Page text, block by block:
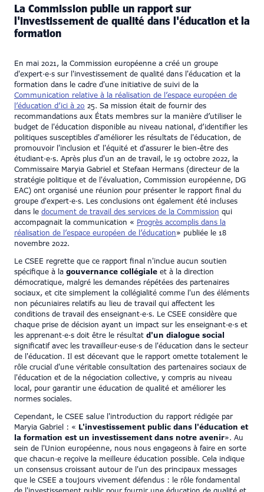
La Commission publie un rapport sur
l'investissement de qualité dans l'éducation et la
formation
En mai 2021, la Commission européenne a créé un groupe
d'expert·e·s sur l'investissement de qualité dans l'éducation et la
formation dans le cadre d'une initiative de suivi de la
Communication relative à la réalisation de l’espace européen de
l’éducation d’ici à 20 25. Sa mission était de fournir des
recommandations aux États membres sur la manière d’utiliser le
budget de l'éducation disponible au niveau national, d’identifier les
politiques susceptibles d'améliorer les résultats de l'éducation, de
promouvoir l'inclusion et l'équité et d'assurer le bien-être des
étudiant·e·s. Après plus d'un an de travail, le 19 octobre 2022, la
Commissaire Maryia Gabriel et Stefaan Hermans (directeur de la
stratégie politique et de l'évaluation, Commission européenne, DG
EAC) ont organisé une réunion pour présenter le rapport final du
groupe d'expert·e·s. Les conclusions ont également été incluses
dans le document de travail des services de la Commission qui
accompagnait la communication « Progrès accomplis dans la
réalisation de l’espace européen de l’éducation» publiée le 18
novembre 2022.
Le CSEE regrette que ce rapport final n'inclue aucun soutien
spécifique à la gouvernance collégiale et à la direction
démocratique, malgré les demandes répétées des partenaires
sociaux, et cite simplement la collégialité comme l'un des éléments
non pécuniaires relatifs au lieu de travail qui affectent les
conditions de travail des enseignant·e·s. Le CSEE considère que
chaque prise de décision ayant un impact sur les enseignant·e·s et
les apprenant·e·s doit être le résultat d'un dialogue social
significatif avec les travailleur·euse·s de l'éducation dans le secteur
de l'éducation. Il est décevant que le rapport omette totalement le
rôle crucial d'une véritable consultation des partenaires sociaux de
l'éducation et de la négociation collective, y compris au niveau
local, pour garantir une éducation de qualité et améliorer les
normes sociales.
Cependant, le CSEE salue l'introduction du rapport rédigée par
Maryia Gabriel : « L'investissement public dans l'éducation et
la formation est un investissement dans notre avenir». Au
sein de l'Union européenne, nous nous engageons à faire en sorte
que chacun·e reçoive la meilleure éducation possible. Cela indique
un consensus croissant autour de l'un des principaux messages
que le CSEE a toujours vivement défendus : le rôle fondamental